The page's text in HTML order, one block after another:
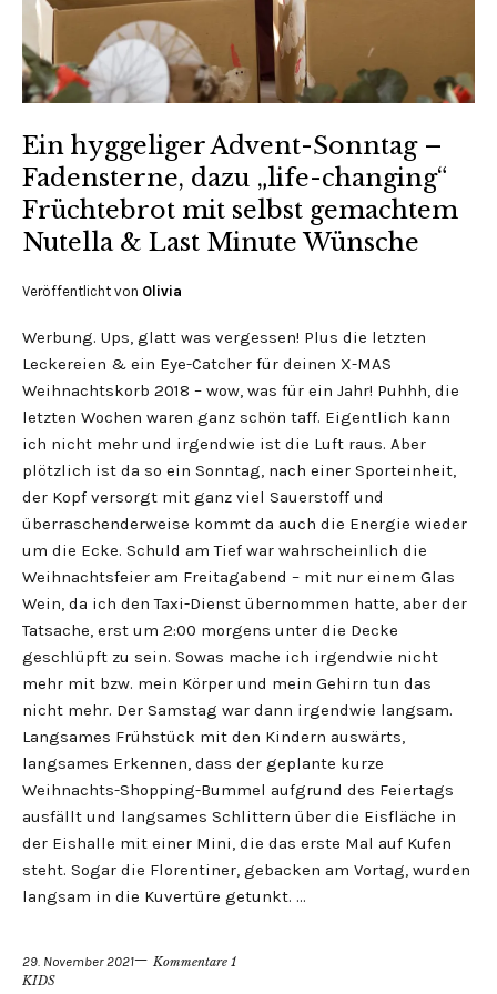
Ein hyggeliger Advent-Sonntag –
Fadensterne, dazu „life-changing“
Früchtebrot mit selbst gemachtem
Nutella & Last Minute Wünsche
Veröffentlicht von Olivia
Werbung. Ups, glatt was vergessen! Plus die letzten
Leckereien & ein Eye-Catcher für deinen X-MAS
Weihnachtskorb 2018 – wow, was für ein Jahr! Puhhh, die
letzten Wochen waren ganz schön taff. Eigentlich kann
ich nicht mehr und irgendwie ist die Luft raus. Aber
plötzlich ist da so ein Sonntag, nach einer Sporteinheit,
der Kopf versorgt mit ganz viel Sauerstoff und
überraschenderweise kommt da auch die Energie wieder
um die Ecke. Schuld am Tief war wahrscheinlich die
Weihnachtsfeier am Freitagabend – mit nur einem Glas
Wein, da ich den Taxi-Dienst übernommen hatte, aber der
Tatsache, erst um 2:00 morgens unter die Decke
geschlüpft zu sein. Sowas mache ich irgendwie nicht
mehr mit bzw. mein Körper und mein Gehirn tun das
nicht mehr. Der Samstag war dann irgendwie langsam.
Langsames Frühstück mit den Kindern auswärts,
langsames Erkennen, dass der geplante kurze
Weihnachts-Shopping-Bummel aufgrund des Feiertags
ausfällt und langsames Schlittern über die Eisfläche in
der Eishalle mit einer Mini, die das erste Mal auf Kufen
steht. Sogar die Florentiner, gebacken am Vortag, wurden
langsam in die Kuvertüre getunkt. …
29. November 2021
Kommentare 1
KIDS